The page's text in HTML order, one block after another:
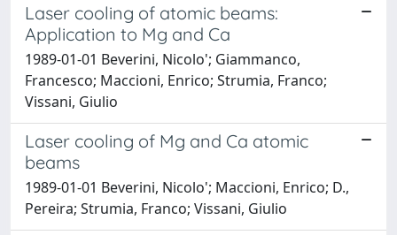
Laser cooling of atomic beams:
Application to Mg and Ca
1989-01-01 Beverini, Nicolo'; Giammanco,
Francesco; Maccioni, Enrico; Strumia, Franco;
Vissani, Giulio
Laser cooling of Mg and Ca atomic
beams
1989-01-01 Beverini, Nicolo'; Maccioni, Enrico; D.,
Pereira; Strumia, Franco; Vissani, Giulio